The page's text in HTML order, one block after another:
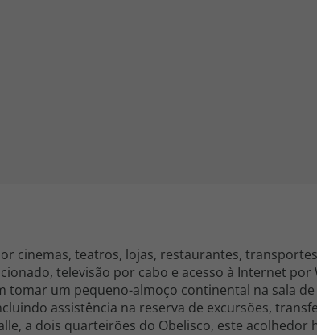
cinemas, teatros, lojas, restaurantes,
televisão por cabo e acesso à Internet por
tomar um pequeno-almoço continental na sala
assistência na reserva de excursões,
a dois quarteirões do Obelisco, este